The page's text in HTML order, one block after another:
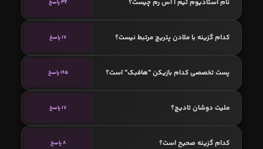
نام استادیوم تیم آ اس رم چیست؟ 32 پاسخ
کدام گزینه با ملادن پتریچ مرتبط نیست؟ 17 پاسخ
پست تخصصی کدام بازیکن "هافبک" است؟ 165 پاسخ
ملیت دوشان تادیچ؟ 17 پاسخ
کدام گزینه صحیح است؟ 8 پاسخ